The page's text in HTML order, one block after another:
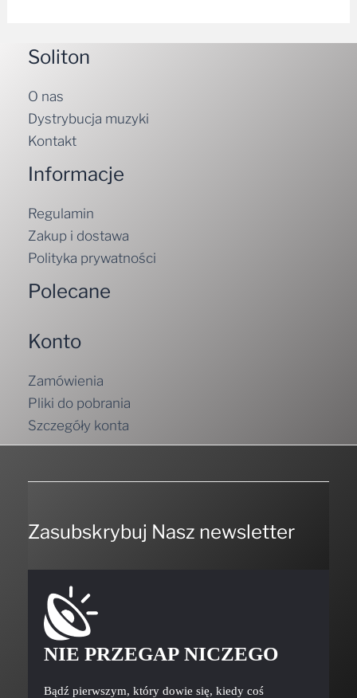
Soliton
O nas
Dystrybucja muzyki
Kontakt
Informacje
Regulamin
Zakup i dostawa
Polityka prywatności
Polecane
Konto
Zamówienia
Pliki do pobrania
Szczegóły konta
Zasubskrybuj Nasz newsletter
NIE PRZEGAP NICZEGO
Bądź pierwszym, który dowie się, kiedy coś